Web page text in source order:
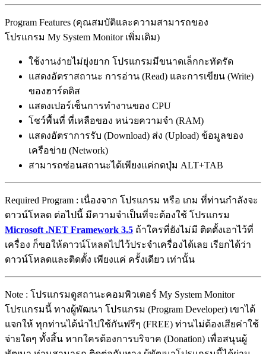
Program Features (คุณสมบัติและความสามารถของ
โปรแกรม My System Monitor เพิ่มเติม)
ใช้งานง่ายไม่ยุ่งยาก โปรแกรมมีขนาดเล็กกะทัดรัด
แสดงอัตราสถานะ การอ่าน (Read) และการเขียน (Write)
ของฮาร์ดดิส
แสดงเปอร์เซ็นการทำงานของ CPU
โชว์พื้นที่ ที่เหลือของ หน่วยความจำ (RAM)
แสดงอัตราการรับ (Download) ส่ง (Upload) ข้อมูลของ
เครือข่าย (Network)
สามารถซ่อนสถานะได้เพียงแค่กดปุ่ม ALT+TAB
Required Program : เนื่องจาก โปรแกรม หรือ เกม ที่ท่านกำลังจะ
ดาวน์โหลด ต่อไปนี้ มีความจำเป็นที่จะต้องใช้ โปรแกรม
Microsoft .NET Framework 3.5 ถ้าใครที่ยังไม่มี ติดตั้งเอาไว้ที่
เครื่อง ก็ขอให้ดาวน์โหลดไปไว้ประจำเครื่องได้เลย เรียกได้ว่า
ดาวน์โหลดและติดตั้ง เพียงแค่ ครั้งเดียว เท่านั้น
Note : โปรแกรมดูสถานะคอมพิวเตอร์ My System Monitor
โปรแกรมนี้ ทางผู้พัฒนา โปรแกรม (Program Developer) เขาได้
แจกให้ ทุกท่านได้นำไปใช้กันฟรีๆ (FREE) ท่านไม่ต้องเสียค่าใช้
จ่ายใดๆ ทั้งสิ้น หากใครต้องการบริจาค (Donation) เพื่อสนุนผู้